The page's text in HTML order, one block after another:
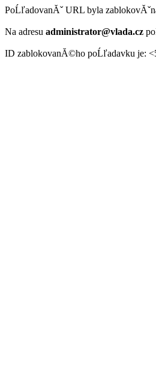
PoĹľadovanĂˇ URL byla
Na adresu administrator@vlada.cz
ID zablokovanĂ©ho poĹľadavku je: